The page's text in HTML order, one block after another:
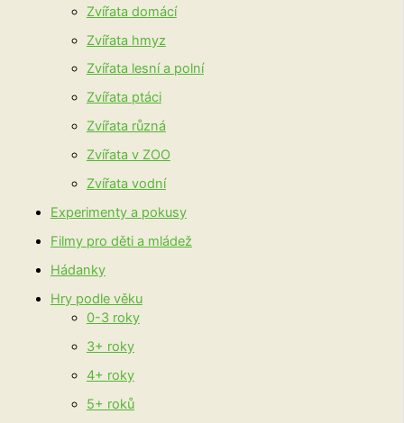
Zvířata domácí
Zvířata hmyz
Zvířata lesní a polní
Zvířata ptáci
Zvířata různá
Zvířata v ZOO
Zvířata vodní
Experimenty a pokusy
Filmy pro děti a mládež
Hádanky
Hry podle věku
0-3 roky
3+ roky
4+ roky
5+ roků